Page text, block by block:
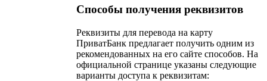
Способы получения реквизитов
Реквизиты для перевода на карту
ПриватБанк предлагает получить одним из
рекомендованных на его сайте способов. На
официальной странице указаны следующие
варианты доступа к реквизитам: